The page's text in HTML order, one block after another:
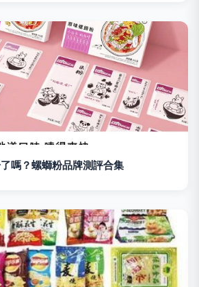
嗎？螺螄粉品牌測評合集